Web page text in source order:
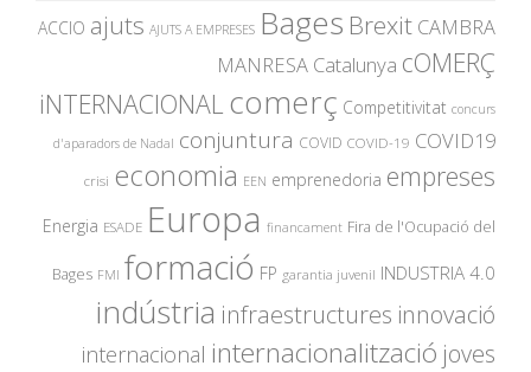
ACCIO ajuts AJUTS A EMPRESES Bages Brexit CAMBRA
MANRESA Catalunya cOMERÇ
iNTERNACIONAL comerç Competitivitat concurs
d'aparadors de Nadal conjuntura COVID COVID-19 COVID19
crisi economia EEN emprenedoria empreses
Energia ESADE Europa financament Fira de l'Ocupació del
Bages FMI formació FP garantia juvenil INDUSTRIA 4.0
indústria infraestructures innovació
internacional internacionalització joves